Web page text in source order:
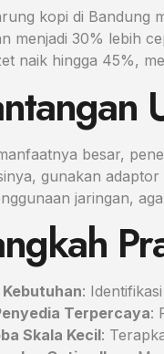
kopi di Bandung
menjadi 30% lebih
naik hingga 45%,
besar,
gunakan
jaringan,
:
Terpercaya:
Skala Kecil: